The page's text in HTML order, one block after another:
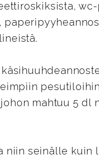
mahtuu 5 dl
niin seinälle kuin